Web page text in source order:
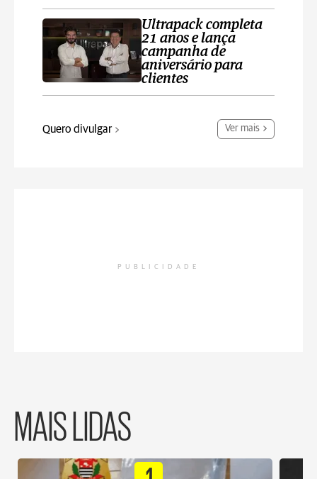
Ultrapack completa
21 anos e lança
campanha de
aniversário para
clientes
Quero divulgar Ver mais
PUBLICIDADE
MAIS LIDAS